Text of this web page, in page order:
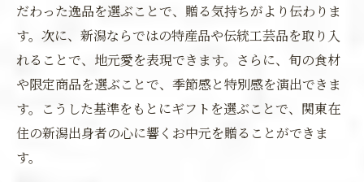
だわった逸品を選ぶことで、贈る気持ちがより伝わりま
す。次に、新潟ならではの特産品や伝統工芸品を取り入
れることで、地元愛を表現できます。さらに、旬の食材
や限定商品を選ぶことで、季節感と特別感を演出できま
す。こうした基準をもとにギフトを選ぶことで、関東在
住の新潟出身者の心に響くお中元を贈ることができま
す。